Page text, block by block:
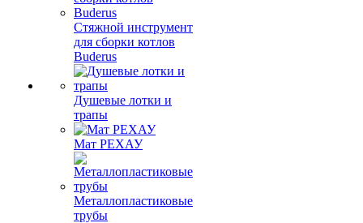
Стяжной инструмент
для сборки котлов
Buderus
Душевые лотки и
трапы
Мат РЕХАУ
Металлопластиковые
трубы